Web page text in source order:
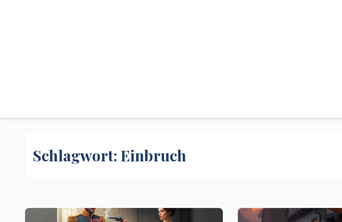
Schlagwort: Einbruch